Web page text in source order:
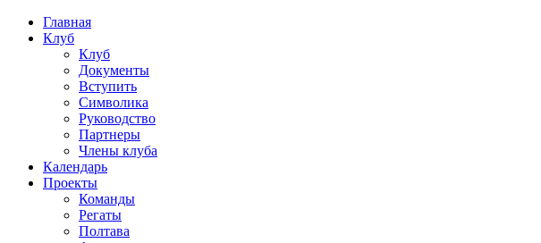
Главная
Клуб
Клуб
Документы
Вступить
Символика
Руководство
Партнеры
Члены клуба
Календарь
Проекты
Команды
Регаты
Полтава